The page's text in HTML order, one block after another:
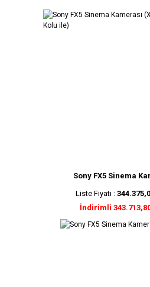
Sony FX5 Sinema
Liste Fiyatı :
İndirimli